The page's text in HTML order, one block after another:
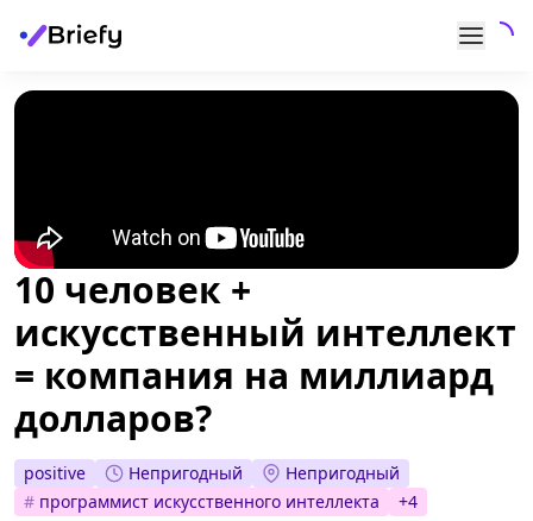
10 человек +
искусственный интеллект
= компания на миллиард
долларов?
positive Непригодный
Непригодный
# программист искусственного интеллекта +4